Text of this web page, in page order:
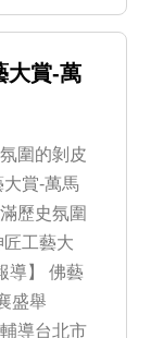
大賞-萬
圍的剝皮
賞-萬馬
歷史氛圍
工藝大
導】 佛藝
襄盛舉
導台北市